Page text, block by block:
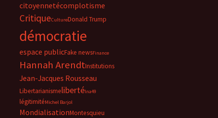
citoyennetécomplotisme
CritiqueCultureDonald Trump
démocratie
espace publicFake newsFinance
Hannah ArendtInstitutions
Jean-Jacques Rousseau
Libertarianismelibertélna49
légitimitéMichel Barjol
MondialisationMontesquieu